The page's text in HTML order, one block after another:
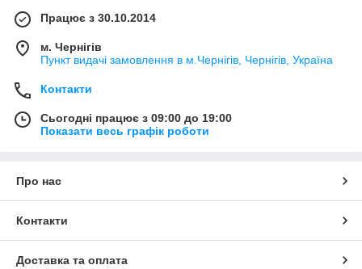
Працює з 30.10.2014
м. Чернігів
Пункт видачі замовлення в м.Чернігів, Чернігів, Україна
Контакти
Сьогодні працює з 09:00 до 19:00
Показати весь графік роботи
Про нас
Контакти
Доставка та оплата